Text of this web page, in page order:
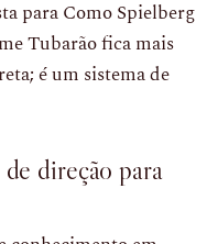
para Como Spielberg
Tubarão fica mais
é um sistema de
de direção para